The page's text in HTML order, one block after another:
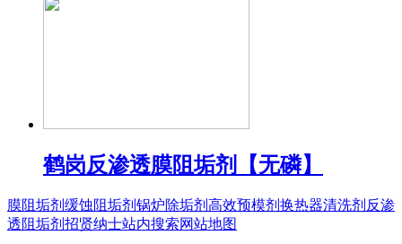
鹤岗反渗透膜阻垢剂【无磷】
膜阻垢剂 缓蚀阻垢剂 锅炉除垢剂 高效预模剂 换热器清洗剂 反渗
透阻垢剂 招贤纳士站内搜索网站地图